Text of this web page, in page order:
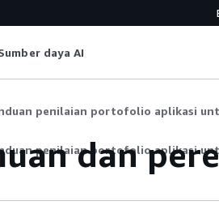
daya AI
penilaian portofolio aplikasi
penilaian portofolio aplikasi
dan